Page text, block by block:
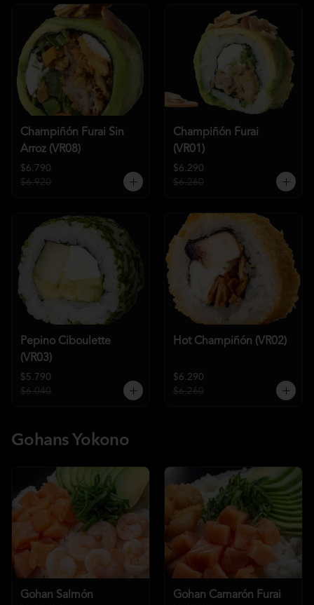
Champiñón Furai Sin
Arroz (VR08)
$6.790
$6.920
Champiñón Furai
(VR01)
$6.290
$6.260
Pepino Ciboulette
(VR03)
$5.790
$6.040
Hot Champiñón (VR02)
$6.290
$6.260
Gohans Yokono
Gohan Salmón
Gohan Camarón Furai